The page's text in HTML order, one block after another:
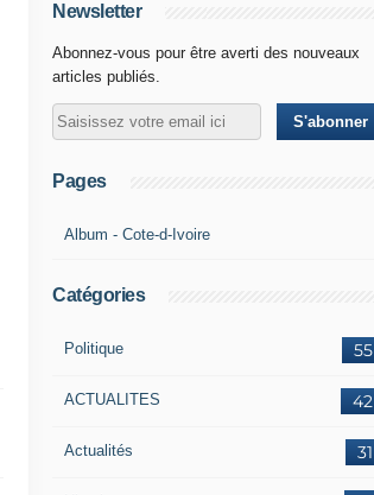
Newsletter
Abonnez-vous pour être averti des nouveaux
articles publiés.
Pages
Album - Cote-d-Ivoire
Catégories
55
Politique
42
ACTUALITES
31
Actualités